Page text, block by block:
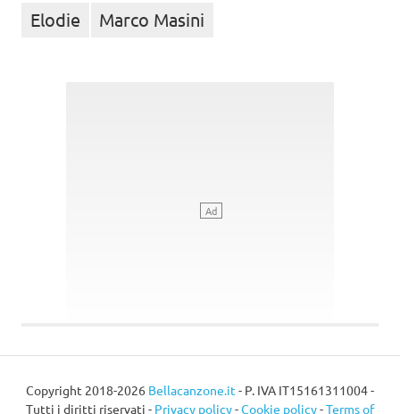
Elodie Marco Masini
Copyright 2018-2026 Bellacanzone.it - P. IVA IT15161311004 -
Tutti i diritti riservati - Privacy policy-Cookie policy-Terms of